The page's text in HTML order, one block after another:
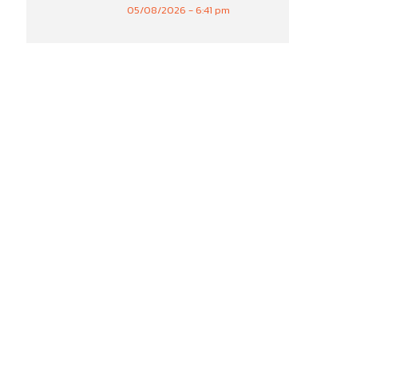
05/08/2026 6:41 pm